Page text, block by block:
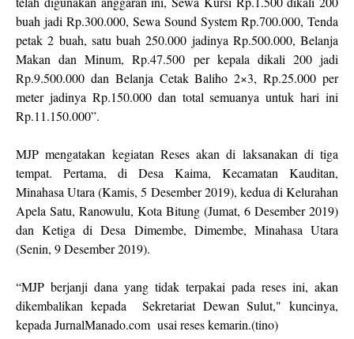
buah jadi Rp.300.000, Sewa Sound System Rp.700.000, Tenda
petak 2 buah, satu buah 250.000 jadinya Rp.500.000, Belanja
Makan dan Minum, Rp.47.500 per kepala dikali 200 jadi
Rp.9.500.000 dan Belanja Cetak Baliho 2×3, Rp.25.000 per
meter jadinya Rp.150.000 dan total semuanya untuk hari ini
Rp.11.150.000”.
MJP mengatakan kegiatan Reses akan di laksanakan di tiga
tempat. Pertama, di Desa Kaima, Kecamatan Kauditan,
Minahasa Utara (Kamis, 5 Desember 2019), kedua di Kelurahan
Apela Satu, Ranowulu, Kota Bitung (Jumat, 6 Desember 2019)
dan Ketiga di Desa Dimembe, Dimembe, Minahasa Utara
(Senin, 9 Desember 2019).
“MJP berjanji dana yang tidak terpakai pada reses ini, akan
dikembalikan kepada Sekretariat Dewan Sulut," kuncinya,
kepada JurnalManado.com usai reses kemarin.(tino)